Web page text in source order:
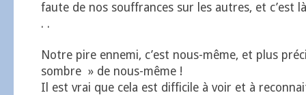
faute de nos souffrances sur les autres, et c’est
. .
Notre pire ennemi, c’est nous-même, et plus
sombre » de nous-même !
Il est vrai que cela est difficile à voir et à